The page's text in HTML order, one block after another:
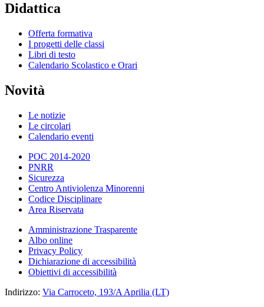
Didattica
Offerta formativa
I progetti delle classi
Libri di testo
Calendario Scolastico e Orari
Novità
Le notizie
Le circolari
Calendario eventi
POC 2014-2020
PNRR
Sicurezza
Centro Antiviolenza Minorenni
Codice Disciplinare
Area Riservata
Amministrazione Trasparente
Albo online
Privacy Policy
Dichiarazione di accessibilità
Obiettivi di accessibilità
Indirizzo: Via Carroceto, 193/A Aprilia (LT)